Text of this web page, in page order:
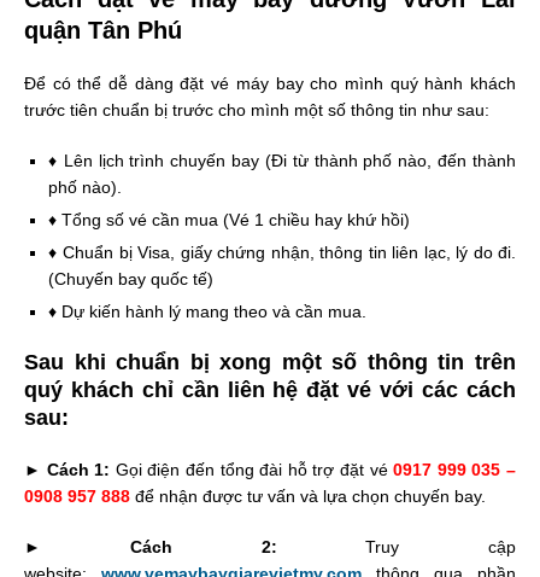
quận Tân Phú
Để có thể dễ dàng đặt vé máy bay cho mình quý hành khách
trước tiên chuẩn bị trước cho mình một số thông tin như sau:
♦ Lên lịch trình chuyến bay (Đi từ thành phố nào, đến thành
phố nào).
♦ Tổng số vé cần mua (Vé 1 chiều hay khứ hồi)
♦ Chuẩn bị Visa, giấy chứng nhận, thông tin liên lạc, lý do đi.
(Chuyến bay quốc tế)
♦ Dự kiến hành lý mang theo và cần mua.
Sau khi chuẩn bị xong một số thông tin trên
quý khách chỉ cần liên hệ đặt vé với các cách
sau:
► Cách 1: Gọi điện đến tổng đài hỗ trợ đặt vé0917 999 035 –
0908 957 888 để nhận được tư vấn và lựa chọn chuyến bay.
► Cách 2: Truy cập